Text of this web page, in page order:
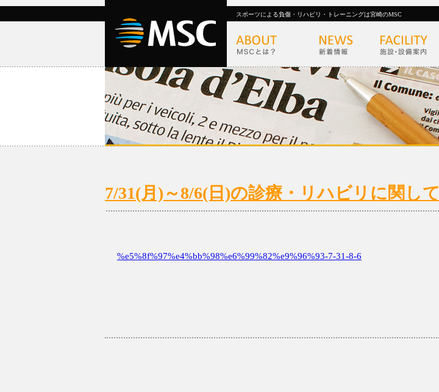
スポーツによる負傷・リハビリ・トレーニングは宮崎のMSC
7/31(月)～8/6(日)の診療・リハビリに関して
%e5%8f%97%e4%bb%98%e6%99%82%e9%96%93-7-31-8-6